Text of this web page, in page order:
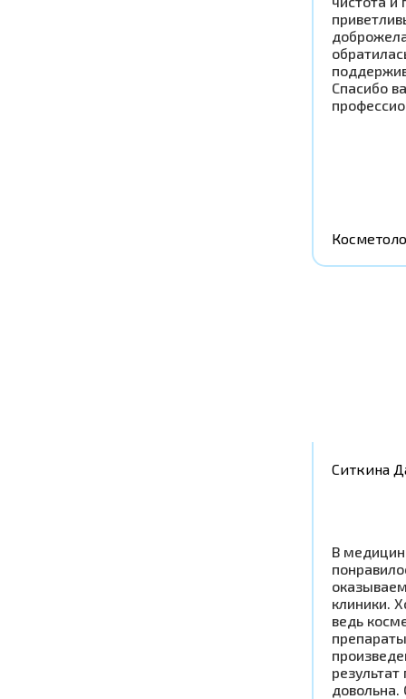
Спасибо
Ситкина
В
клиники.
ведь